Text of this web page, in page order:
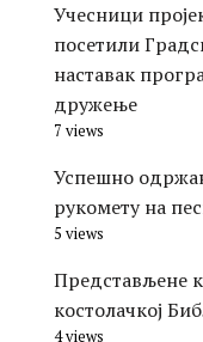
Учесници
посетили
наставак
дружење
7 views
Успешно
рукомету на
5 views
Представљене
костолачкој
4 views